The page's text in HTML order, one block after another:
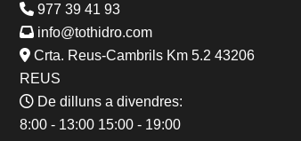
977 39 41 93
info@tothidro.com
Crta. Reus-Cambrils Km 5.2 43206
REUS
De dilluns a divendres:
8:00 - 13:00 15:00 - 19:00